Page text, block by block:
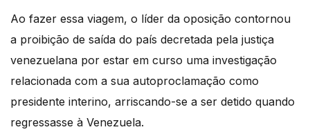
Ao fazer essa viagem, o líder da oposição contornou
a proibição de saída do país decretada pela justiça
venezuelana por estar em curso uma investigação
relacionada com a sua autoproclamação como
presidente interino, arriscando-se a ser detido quando
regressasse à Venezuela.